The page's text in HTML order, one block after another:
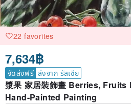
22 favorites
7,634฿
จัดส่งฟรี ส่งจาก รัสเซีย
漿果 家居裝飾畫 Berries,
Hand-Painted Painting